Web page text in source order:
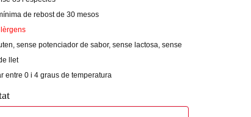
de rebost de 30 mesos
sense potenciador de sabor, sense lactosa, sense
llet
entre 0 i 4 graus de temperatura